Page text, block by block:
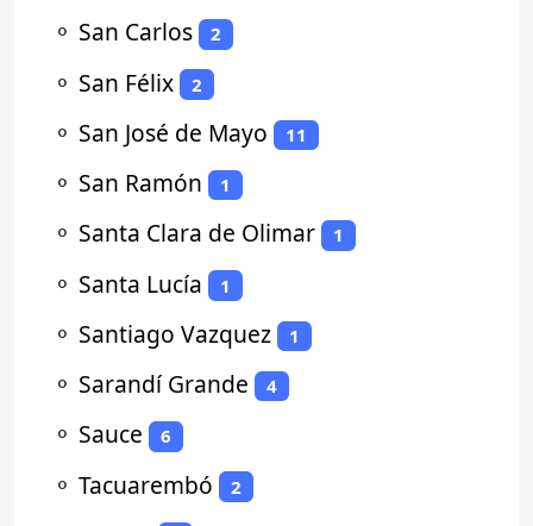
⚬ San Carlos 2
⚬ San Félix 2
⚬ San José de Mayo 11
⚬ San Ramón 1
⚬ Santa Clara de Olimar 1
⚬ Santa Lucía 1
⚬ Santiago Vazquez 1
⚬ Sarandí Grande 4
⚬ Sauce 6
⚬ Tacuarembó 2